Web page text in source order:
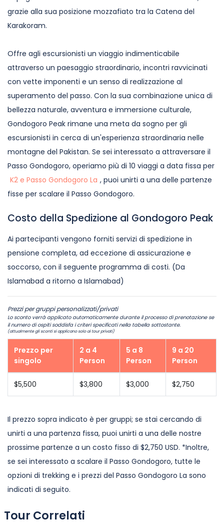
grazie alla sua posizione mozzafiato tra la Catena del
Karakoram.
Offre agli escursionisti un viaggio indimenticabile
attraverso un paesaggio straordinario, incontri ravvicinati
con vette imponenti e un senso di realizzazione al
superamento del passo. Con la sua combinazione unica di
bellezza naturale, avventura e immersione culturale,
Gondogoro Peak rimane una meta da sogno per gli
escursionisti in cerca di un'esperienza straordinaria nelle
montagne del Pakistan. Se sei interessato a attraversare il
Passo Gondogoro, operiamo più di 10 viaggi a data fissa per
K2 e Passo Gondogoro La , puoi unirti a una delle partenze
fisse per scalare il Passo Gondogoro.
Costo della Spedizione al Gondogoro Peak
Ai partecipanti vengono forniti servizi di spedizione in
pensione completa, ad eccezione di assicurazione e
soccorso, con il seguente programma di costi. (Da
Islamabad a ritorno a Islamabad)
Prezzi per gruppi personalizzati/privati
Lo sconto verrà applicato automaticamente durante il processo di prenotazione se
il numero di ospiti soddisfa i criteri specificati nella tabella sottostante.
(attualmente gli sconti si applicano solo ai tour privati)
Prezzo per
singolo
2 a 4
Person
5 a 8
Person
9 a 20
Person
$5,500 $3,800 $3,000 $2,750
Il prezzo sopra indicato è per gruppi; se stai cercando di
unirti a una partenza fissa, puoi unirti a una delle nostre
prossime partenze a un costo fisso di $2,750 USD. *Inoltre,
se sei interessato a scalare il Passo Gondogoro, tutte le
opzioni di trekking e i prezzi del Passo Gondogoro La sono
indicati di seguito.
Tour Correlati